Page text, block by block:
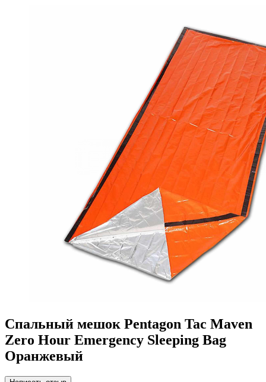
Спальный мешок Pentagon Tac Maven
Zero Hour Emergency Sleeping Bag
Оранжевый